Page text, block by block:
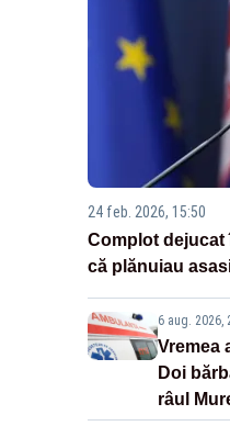
24 feb. 2026, 15:50
Complot dejucat
că plănuiau
6 aug. 2026,
Vremea
Doi
râul